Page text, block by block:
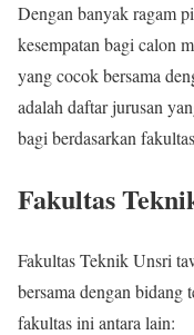
Dengan banyak ragam
kesempatan bagi calon
yang cocok bersama
adalah daftar jurusan
bagi berdasarkan
Fakultas
Fakultas Teknik Unsri
bersama dengan bidang
fakultas ini antara lain: